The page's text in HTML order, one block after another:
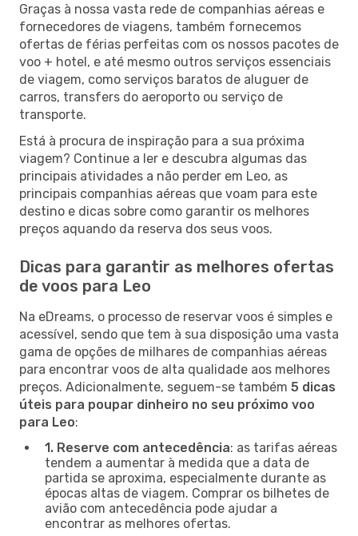
Graças à nossa vasta rede de companhias aéreas e
fornecedores de viagens, também fornecemos
ofertas de férias perfeitas com os nossos pacotes de
voo + hotel, e até mesmo outros serviços essenciais
de viagem, como serviços baratos de aluguer de
carros, transfers do aeroporto ou serviço de
transporte.
Está à procura de inspiração para a sua próxima
viagem? Continue a ler e descubra algumas das
principais atividades a não perder em Leo, as
principais companhias aéreas que voam para este
destino e dicas sobre como garantir os melhores
preços aquando da reserva dos seus voos.
Dicas para garantir as melhores ofertas
de voos para Leo
Na eDreams, o processo de reservar voos é simples e
acessível, sendo que tem à sua disposição uma vasta
gama de opções de milhares de companhias aéreas
para encontrar voos de alta qualidade aos melhores
preços. Adicionalmente, seguem-se também 5 dicas
úteis para poupar dinheiro no seu próximo voo
para Leo:
1. Reserve com antecedência: as tarifas aéreas
tendem a aumentar à medida que a data de
partida se aproxima, especialmente durante as
épocas altas de viagem. Comprar os bilhetes de
avião com antecedência pode ajudar a
encontrar as melhores ofertas.